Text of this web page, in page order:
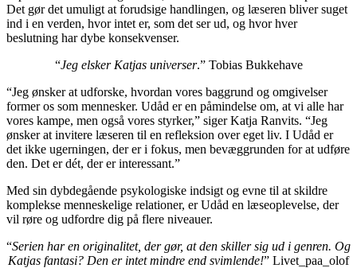
Det gør det umuligt at forudsige handlingen, og læseren bliver suget
ind i en verden, hvor intet er, som det ser ud, og hvor hver
beslutning har dybe konsekvenser.
“Jeg elsker Katjas universer.” Tobias Bukkehave
“Jeg ønsker at udforske, hvordan vores baggrund og omgivelser
former os som mennesker. Udåd er en påmindelse om, at vi alle har
vores kampe, men også vores styrker,” siger Katja Ranvits. “Jeg
ønsker at invitere læseren til en refleksion over eget liv. I Udåd er
det ikke ugerningen, der er i fokus, men bevæggrunden for at udføre
den. Det er dét, der er interessant.”
Med sin dybdegående psykologiske indsigt og evne til at skildre
komplekse menneskelige relationer, er Udåd en læseoplevelse, der
vil røre og udfordre dig på flere niveauer.
“Serien har en originalitet, der gør, at den skiller sig ud i genren. Og
Katjas fantasi? Den er intet mindre end svimlende!” Livet_paa_olof